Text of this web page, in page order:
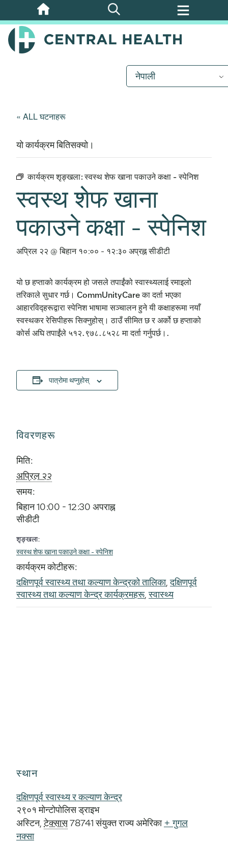
मुख्य
सामग्रीमा
जानुहोस्
नेपाली
« ALL घटनाहरू
यो कार्यक्रम बितिसक्यो।
कार्यक्रम शृङ्खला:स्वस्थ शेफ खाना पकाउने कक्षा - स्पेनिश
स्वस्थ शेफ खाना
पकाउने कक्षा - स्पेनिश
अप्रिल २२ @ बिहान १०:०० - १२:३० अप्रह्नसीडीटी
यो छ हप्ताको कार्यक्रम हो जसले तपाईंको स्वास्थ्यलाई रमाइलो
तरिकाले सुधार गर्छ। CommUnityCare का दर्ता भएका
आहारविद्हरूद्वारा स्पेनिश भाषामा सञ्चालन हुने यी कक्षाहरूमा नयाँ
स्वस्थकर रेसिपीहरू सिक्नुहोस्। ठाउँ सीमित छ र अर्को छ हप्ताको
कोर्स अघि तपाईंले ५१२.९७८.८५२८ मा दर्ता गर्नुपर्छ।.
पात्रोमा थप्नुहोस्
विवरणहरू
मिति:
अप्रिल २२
समय:
बिहान 10:00 - 12:30 अपराह्न
सीडीटी
शृङ्खला:
स्वस्थ शेफ खाना पकाउने कक्षा - स्पेनिश
कार्यक्रम कोटीहरू:
दक्षिणपूर्व स्वास्थ्य तथा कल्याण केन्द्रको तालिका,दक्षिणपूर्व
स्वास्थ्य तथा कल्याण केन्द्र कार्यक्रमहरू,स्वास्थ्य
स्थान
दक्षिणपूर्व स्वास्थ्य र कल्याण केन्द्र
२९०१ मोन्टोपोलिस ड्राइभ
अस्टिन, टेक्सास78741 संयुक्त राज्य अमेरिका + गुगल
नक्सा